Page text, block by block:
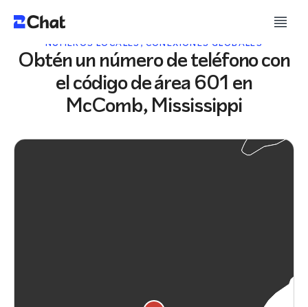
NÚMEROS LOCALES, CONEXIONES GLOBALES
Obtén un número de teléfono con
el código de área 601 en
McComb, Mississippi